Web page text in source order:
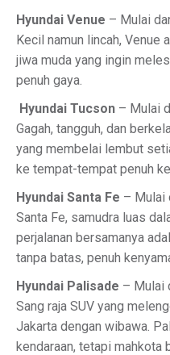
Hyundai Venue – Mulai
Kecil namun lincah, Venue
jiwa muda yang ingin
penuh gaya.
Hyundai Tucson – Mulai
Gagah, tangguh, dan
yang membelai lembut
ke tempat-tempat penuh
Hyundai Santa Fe – Mulai
Santa Fe, samudra luas
perjalanan bersamanya
tanpa batas, penuh
Hyundai Palisade – Mulai
Sang raja SUV yang
Jakarta dengan wibawa.
kendaraan, tetapi mahkota